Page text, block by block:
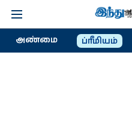
அண்மை ப்ரீமியம்